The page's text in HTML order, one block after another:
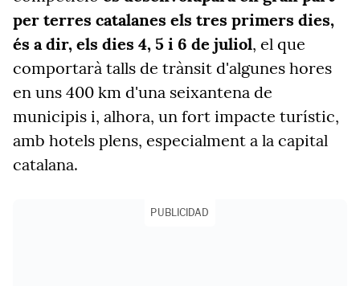
per terres catalanes els tres primers dies,
és a dir, els dies 4, 5 i 6 de juliol, el que
comportarà talls de trànsit d'algunes hores
en uns 400 km d'una seixantena de
municipis i, alhora, un fort impacte turístic,
amb hotels plens, especialment a la capital
catalana.
PUBLICIDAD